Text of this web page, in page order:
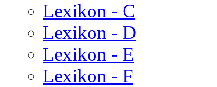
Lexikon - C
Lexikon - D
Lexikon - E
Lexikon - F